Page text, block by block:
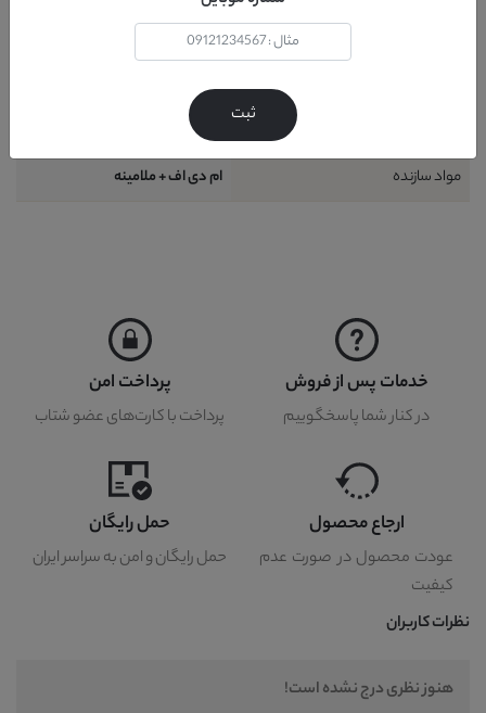
مدرن
ایران
ایران
مواد سازنده
ام دی اف + ملامینه
خدمات پس از فروش
در کنار شما پاسخگوییم
پرداخت امن
پرداخت با کارت‌های عضو شتاب
ارجاع محصول
عودت محصول در صورت عدم
کیفیت
حمل رایگان
حمل رایگان و امن به سراسر ایران
نظرات کاربران
هنوز نظری درج نشده است!
ثبت